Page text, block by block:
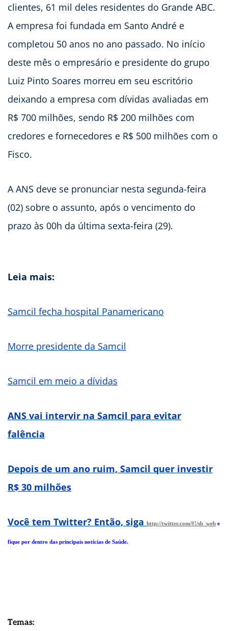
clientes, 61 mil deles residentes do Grande ABC.
A empresa foi fundada em Santo André e
completou 50 anos no ano passado. No início
deste mês o empresário e presidente do grupo
Luiz Pinto Soares morreu em seu escritório
deixando a empresa com dívidas avaliadas em
R$ 700 milhões, sendo R$ 200 milhões com
credores e fornecedores e R$ 500 milhões com o
Fisco.
A ANS deve se pronunciar nesta segunda-feira
(02) sobre o assunto, após o vencimento do
prazo às 00h da última sexta-feira (29).
Leia mais:
Samcil fecha hospital Panamericano
Morre presidente da Samcil
Samcil em meio a dívidas
ANS vai intervir na Samcil para evitar
falência
Depois de um ano ruim, Samcil quer investir
R$ 30 milhões
Você tem Twitter? Então, siga http://twitter.com/#!/sb_web e
fique por dentro das principais notícias de Saúde.
Temas: